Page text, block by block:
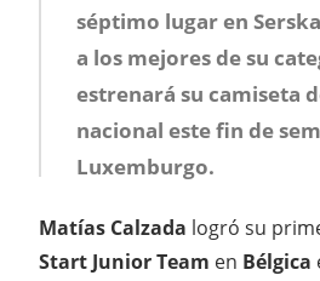
séptimo lugar en
a los mejores de su
estrenará su camiseta
nacional este fin de
Luxemburgo.
Matías Calzada logró su
Start Junior Team en Bélgica